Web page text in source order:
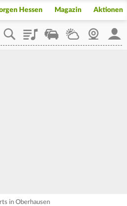
Hessen Magazin Aktionen
PlaylistStaupilotWetterWebcam
in Oberhausen